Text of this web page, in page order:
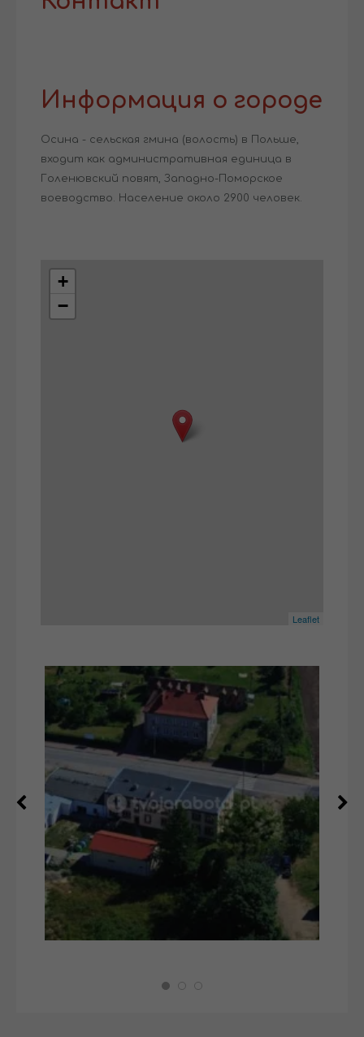
Информация о городе
Осина - сельская гмина (волость) в Польше,
входит как административная единица в
Голенювский повят, Западно-Поморское
воеводство. Население около 2900 человек.
+
−
Leaflet